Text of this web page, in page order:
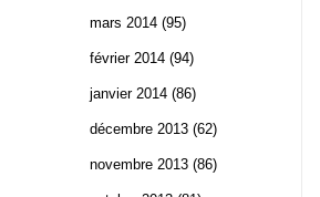
mars 2014 (95)
février 2014 (94)
janvier 2014 (86)
décembre 2013 (62)
novembre 2013 (86)